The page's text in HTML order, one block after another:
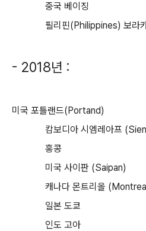
중국 베이징
필리핀(Philippines) 보라카
- 2018년 :
미국 포틀랜드(Portand)
캄보디아 시엠레아프
홍콩
미국 사이판 (Saipan)
캐나다 몬트리올
일본 도쿄
인도 고아